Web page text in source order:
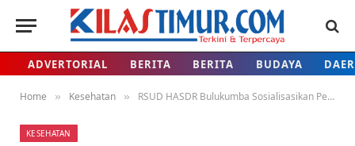
ADVERTORIAL BERITA BERITA BUDAYA
Home » Kesehatan » RSUD HASDR Bulukumba Sosialisasikan Pentingnya Kesehatan Tulang di Kalangan Lansia
KESEHATAN